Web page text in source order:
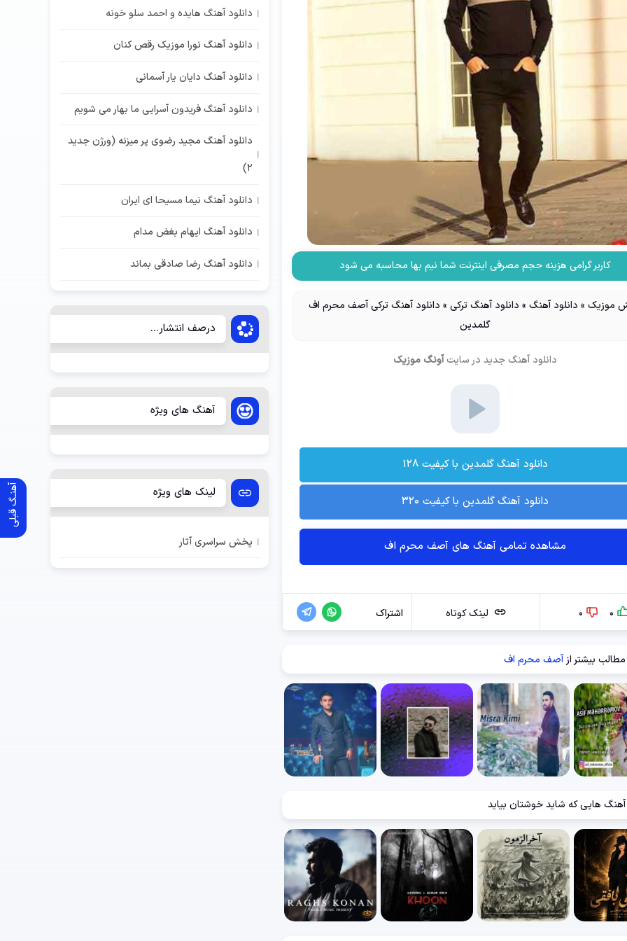
آهنـگ قبلی
کاربر گرامی هزینه حجم مصرفی اینترنت شما نیم بها محاسبه می شود
موزیک» دانلود آهنگ» دانلود آهنگ ترکی» دانلود آهنگ ترکی آصف محرم اف
گلمدین
دانلود آهنگ جدیددر سایت آونگ موزیک
دانلود آهنگ گلمدین با کیفیت ۱۲۸
دانلود آهنگ گلمدین با کیفیت ۳۲۰
مشاهده تمامی آهنگ های آصف محرم اف
0
0 لینک کوتاه اشتراک
مطالب بیشتر از آصف محرم اف
آهنگ هایی که شاید خوشتان بیاید
دانلود آهنگ هایده و احمد سلو خونه
دانلود آهنگ نورا موزیک رقص کنان
دانلود آهنگ دایان یار آسمانی
دانلود آهنگ فریدون آسرایی ما بهار می شویم
دانلود آهنگ مجید رضوی پر میزنه (ورژن جدید
2)
دانلود آهنگ نیما مسیحا ای ایران
دانلود آهنگ ایهام بغض مدام
دانلود آهنگ رضا صادقی بماند
درصف انتشار...
آهنگ های ویژه
لینک های ویژه
پخش سراسری آثار